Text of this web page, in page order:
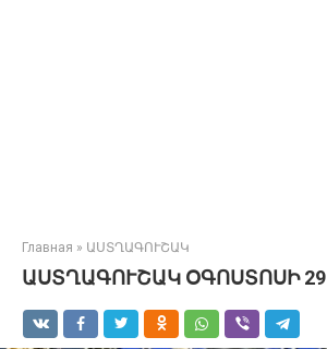
Главная » ԱՍՏՂԱԳՈՒՇԱԿ
ԱՍՏՂԱԳՈՒՇԱԿ ՕԳՈՍՏՈՍԻ 29